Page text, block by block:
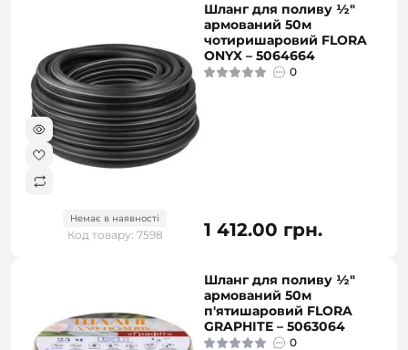
Немає в наявності
Код товару: 7598
Шланг для поливу ½″
армований 50м
чотиришаровий FLORA
ONYX – 5064664
0
1 412.00 грн.
Шланг для поливу ½"
армований 50м
п'ятишаровий FLORA
GRAPHITE – 5063064
0